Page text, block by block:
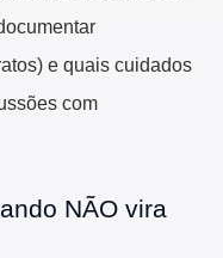
e quais cuidados
com
NÃO vira